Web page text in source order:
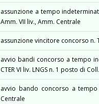
assunzione a tempo
Amm. VII liv., Amm. Centrale
assunzione vincitore concorso n.
avvio bandi concorso a tempo
CTER VI liv. LNGS n. 1 posto di
avvio bando concorso a
Centrale